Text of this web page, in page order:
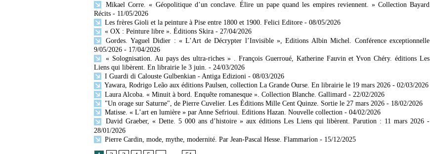
Mikael Corre. « Géopolitique d’un conclave. Élire un pape quand les empires reviennent. » Collection Bayard
Récits - 11/05/2026
Les frères Gioli et la peinture à Pise entre 1800 et 1900. Felici Editore - 08/05/2026
« OX : Peinture libre ». Éditions Skira - 27/04/2026
Gordes. Yaguel Didier : « L’Art de Décrypter l’Invisible », Editions Albin Michel. Conférence exceptionnelle
9/05/2026 - 17/04/2026
« Solognisation. Au pays des ultra-riches » . François Guerroué, Katherine Fauvin et Yvon Chéry. éditions Les
Liens qui libèrent. En librairie le 3 juin. - 24/03/2026
I Guardi di Calouste Gulbenkian - Antiga Edizioni - 08/03/2026
Yawara, Rodrigo Leão aux éditions Paulsen, collection La Grande Ourse. En librairie le 19 mars 2026 - 02/03/2026
Laura Alcoba. « Minuit à bord. Enquête romanesque ». Collection Blanche. Gallimard - 22/02/2026
"Un orage sur Saturne", de Pierre Cuvelier. Les Éditions Mille Cent Quinze. Sortie le 27 mars 2026 - 18/02/2026
Matisse. « L’art en lumière » par Anne Sefrioui. Editions Hazan. Nouvelle collection - 04/02/2026
David Graeber, « Dette. 5 000 ans d’histoire » aux éditions Les Liens qui libèrent. Parution : 11 mars 2026 -
28/01/2026
Pierre Cardin, mode, mythe, modernité. Par Jean-Pascal Hesse. Flammarion - 15/12/2025